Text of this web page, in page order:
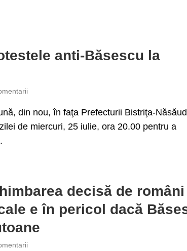
anti-Băsescu la
din nou, în faţa Prefecturii Bistriţa-Năsăud
de miercuri, 25 iulie, ora 20.00 pentru a
decisă de
e în pericol dacă